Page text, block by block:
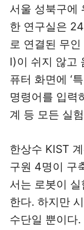
서울 성북구에
한 연구실은
로 연결된 무
I)이 쉬지 않고
퓨터 화면에 ‘
명령어를 입력
계 등 모든 실
한상수 KIST
구원 4명이 구
서는 로봇이
한다. 하지만
수단일 뿐이다.